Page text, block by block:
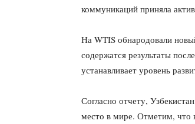
коммуникаций приняла
На WTIS обнародовали
содержатся результаты
устанавливает уровень
Согласно отчету,
место в мире. Отметим, что